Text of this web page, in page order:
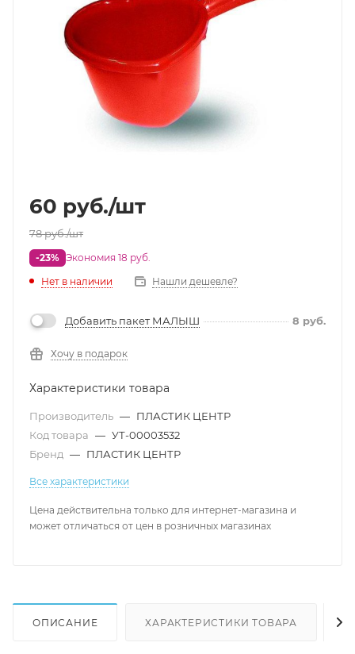
60 руб./шт
78руб./шт
-23% Экономия 18 руб.
Нет в наличии
Нашли дешевле?
Добавить пакет МАЛЫШ 8 руб.
Хочу в подарок
Характеристики товара
Производитель — ПЛАСТИК ЦЕНТР
Код товара — УТ-00003532
Бренд — ПЛАСТИК ЦЕНТР
Все характеристики
Цена действительна только для интернет-магазина и
может отличаться от цен в розничных магазинах
ОПИСАНИЕ ХАРАКТЕРИСТИКИ ТОВАРА